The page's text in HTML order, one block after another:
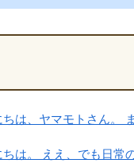
ちは、ヤマモトさん。
ちは。 ええ、でも日常